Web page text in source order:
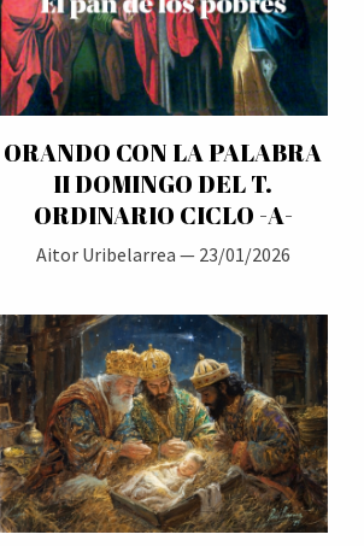
ORANDO CON LA PALABRA
II DOMINGO DEL T.
ORDINARIO CICLO -A-
Aitor Uribelarrea — 23/01/2026